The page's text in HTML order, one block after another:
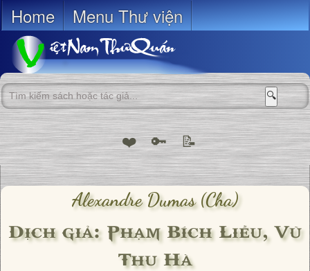
Home Menu Thư viện
🔍
❤️ 🔑 📝
Alexandre Dumas (cha)
Dịch giả: Phạm Bích Liễu, Vũ
Thu Hà